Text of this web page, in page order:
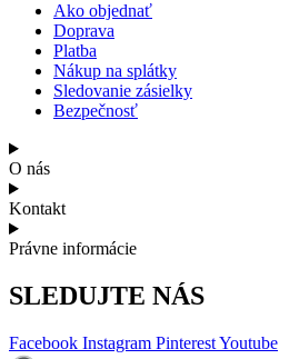
Ako objednať
Doprava
Platba
Nákup na splátky
Sledovanie zásielky
Bezpečnosť
O nás
Kontakt
Právne informácie
SLEDUJTE NÁS
Facebook Instagram PinterestYoutube